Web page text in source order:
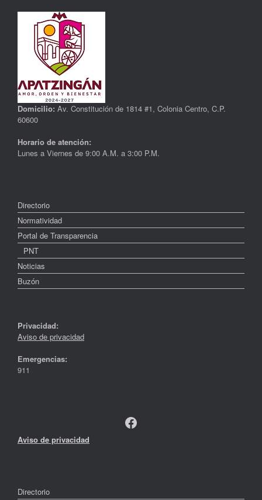
Domicilio: Av. Constitución de 1814 #1, Colonia Centro, C.P.
60600
Horario de atención:
Lunes a Viernes de 9:00 A.M. a 3:00 P.M.
Directorio
Normatividad
Portal de Transparencia
PNT
Noticias
Buzón
Privacidad:
Aviso de privacidad
Emergencias:
911
Facebook
Aviso de privacidad
Directorio